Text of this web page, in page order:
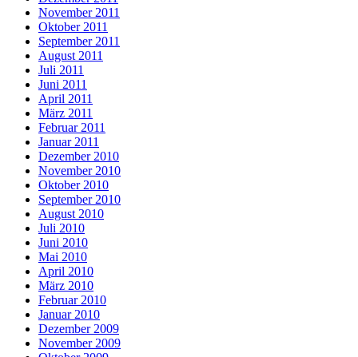
November 2011
Oktober 2011
September 2011
August 2011
Juli 2011
Juni 2011
April 2011
März 2011
Februar 2011
Januar 2011
Dezember 2010
November 2010
Oktober 2010
September 2010
August 2010
Juli 2010
Juni 2010
Mai 2010
April 2010
März 2010
Februar 2010
Januar 2010
Dezember 2009
November 2009